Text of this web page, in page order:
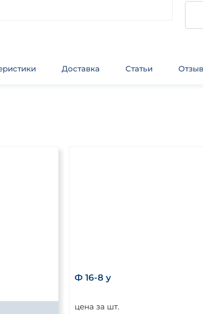
Доставка Статьи
Ф 16-8 у
цена за шт.